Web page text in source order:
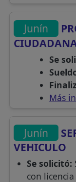
Junín
Se
Más
Junín
VEHICULO
Se solicitó:
con